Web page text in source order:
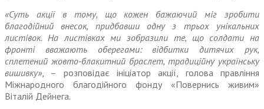
«Суть акції в тому, що кожен бажаючий міг зробити
благодійний внесок, придбавши одну з трьох унікальних
листівок. На листівках ми зобразили те, що солдати на
фронті вважають оберегами: відбитки дитячих рук,
сплетений жовто-блакитний браслет, традиційну українську
вишивку», – розповідає ініціатор акції, голова правління
Міжнародного благодійного фонду «Повернись живим»
Віталій Дейнега.